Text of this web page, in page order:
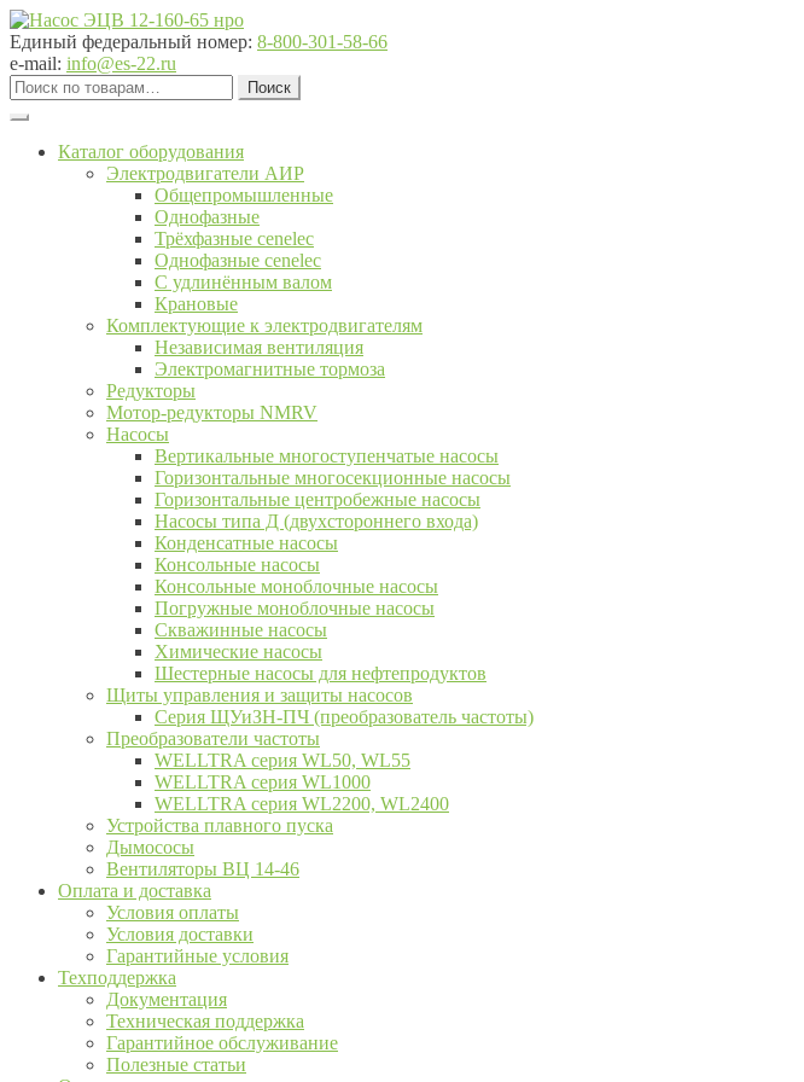
Перейти
к
навигации
Перейти
к
содержимому
Единый федеральный номер: 8-800-301-58-66
e-mail: info@es-22.ru
Искать:
Поиск
Каталог оборудования
Электродвигатели АИР
Общепромышленные
Однофазные
Трёхфазные cenelec
Однофазные cenelec
С удлинённым валом
Крановые
Комплектующие к электродвигателям
Независимая вентиляция
Электромагнитные тормоза
Редукторы
Мотор-редукторы NMRV
Насосы
Вертикальные многоступенчатые насосы
Горизонтальные многосекционные насосы
Горизонтальные центробежные насосы
Насосы типа Д (двухстороннего входа)
Конденсатные насосы
Консольные насосы
Консольные моноблочные насосы
Погружные моноблочные насосы
Скважинные насосы
Химические насосы
Шестерные насосы для нефтепродуктов
Щиты управления и защиты насосов
Серия ЩУиЗН-ПЧ (преобразователь частоты)
Преобразователи частоты
WELLTRA cерия WL50, WL55
WELLTRA cерия WL1000
WELLTRA серия WL2200, WL2400
Устройства плавного пуска
Дымососы
Вентиляторы ВЦ 14-46
Оплата и доставка
Условия оплаты
Условия доставки
Гарантийные условия
Техподдержка
Документация
Техническая поддержка
Гарантийное обслуживание
Полезные статьи